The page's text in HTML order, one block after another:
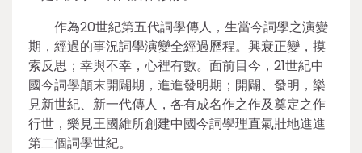
作為20世紀第五代詞學傳人，生當今詞學之演變
期，經過的事況詞學演變全經過歷程。興衰正變，摸
索反思；幸與不幸，心裡有數。面前目今，21世紀中
國今詞學顛末開闢期，進進發明期；開闢、發明，樂
見新世紀、新一代傳人，各有成名作之作及奠定之作
行世，樂見王國維所創建中國今詞學理直氣壯地進進
第二個詞學世紀。